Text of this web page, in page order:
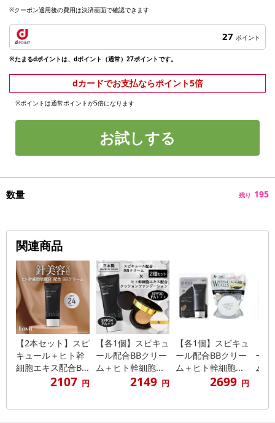
※クーポン適用後の費用は決済画面で確認できます
27 ポイント
※たまるdポイントは、dポイント（通常）27ポイントです。
dカードでお支払ならポイント5倍
※ポイントは通常ポイントが5倍になります
お試しする
数量 残り 195
関連商品
【2本セット】スピ
キュール＋ヒト幹
細胞エキス配合B...
2107 円
【各1個】スピキュ
ール配合BBクリー
ム＋ヒト幹細胞...
2149 円
【各1個】スピキュ
ール配合BBクリー
ム＋ヒト幹細胞...
2699 円
ー
ム